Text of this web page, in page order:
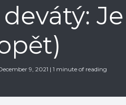
9, 2021 | 1 minute of reading